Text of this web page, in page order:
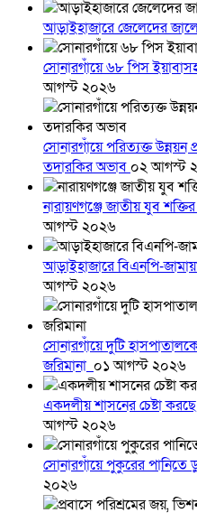
আড়াইহাজারে জেলেদের
সোনারগাঁয়ে ৬৮ পিস
আগস্ট ২০২৬
সোনারগাঁয়ে পরিত্যক্ত উন্নয়ন
তদারকির অভাব ০২ আগস্ট
নারায়ণগঞ্জে জাতীয় যুব
আগস্ট ২০২৬
আড়াইহাজারে বিএনপি-
আগস্ট ২০২৬
সোনারগাঁয়ে দুটি
জরিমানা ০১ আগস্ট ২০২৬
একদলীয় শাসনের চেষ্টা
আগস্ট ২০২৬
সোনারগাঁয়ে পুকুরের
২০২৬